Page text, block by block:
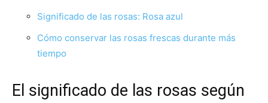
Significado de las rosas: Rosa azul
Cómo conservar las rosas frescas durante más
tiempo
El significado de las rosas según